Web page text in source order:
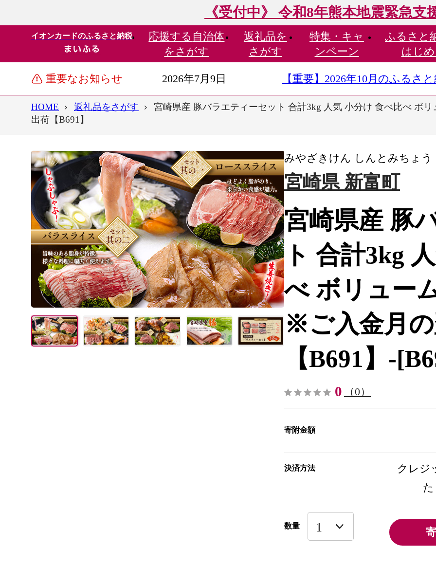
《受付中》 令和8年熊本地震緊急支
イオンカードのふるさと納税 応援する 自治体
をさがす
返礼品を
さがす
特集・ キャ
ンペーン
ふるさと
はじ
重要なお知らせ 2026年7月9日 【重要】2026年10月のふるさ
HOME 返礼品をさがす
宮崎県産 豚バラエティーセット 合計3kg 人気 小分け 食べ比べ ボ
出荷【B691】
みやざきけん しんとみちょう
宮崎県 新富町
宮崎県産 豚
ト 合計3kg
べ ボリュー
※ご入金月
【B691】-
0 （0）
寄附金額
決済方法
クレジ
数量